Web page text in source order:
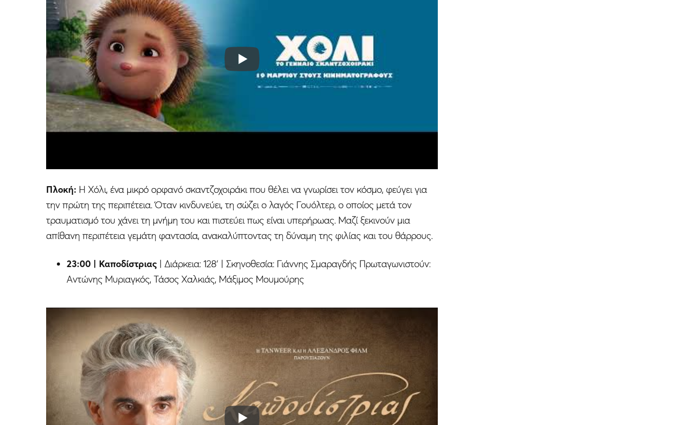
Πλοκή: Η Χόλι, ένα μικρό ορφανό σκαντζοχοιράκι που θέλει να γνωρίσει τον κόσμο, φεύγει για
την πρώτη της περιπέτεια. Όταν κινδυνεύει, τη σώζει ο λαγός Γουόλτερ, ο οποίος μετά τον
τραυματισμό του χάνει τη μνήμη του και πιστεύει πως είναι υπερήρωας. Μαζί ξεκινούν μια
απίθανη περιπέτεια γεμάτη φαντασία, ανακαλύπτοντας τη δύναμη της φιλίας και του θάρρους.
23:00 | Καποδίστριας | Διάρκεια: 128′ | Σκηνοθεσία: Γιάννης Σμαραγδής Πρωταγωνιστούν:
Αντώνης Μυριαγκός, Τάσος Χαλκιάς, Μάξιμος Μουμούρης